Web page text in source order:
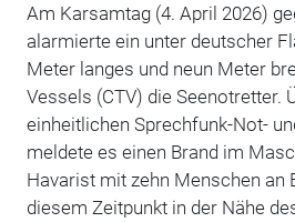
Am Karsamtag (4. April 2026)
alarmierte ein unter deutscher
Meter langes und neun Meter
Vessels (CTV) die Seenotretter.
einheitlichen Sprechfunk-Not-
meldete es einen Brand im
Havarist mit zehn Menschen an
diesem Zeitpunkt in der Nähe